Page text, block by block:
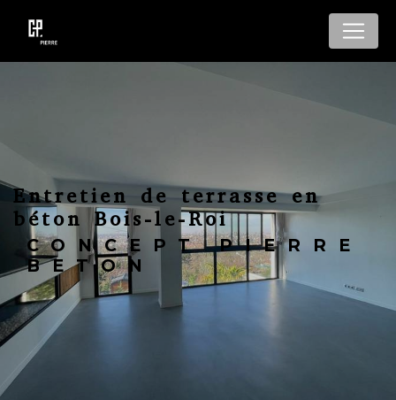
Entretien de terrasse en
béton Bois-le-Roi
CONCEPT PIERRE
BETON